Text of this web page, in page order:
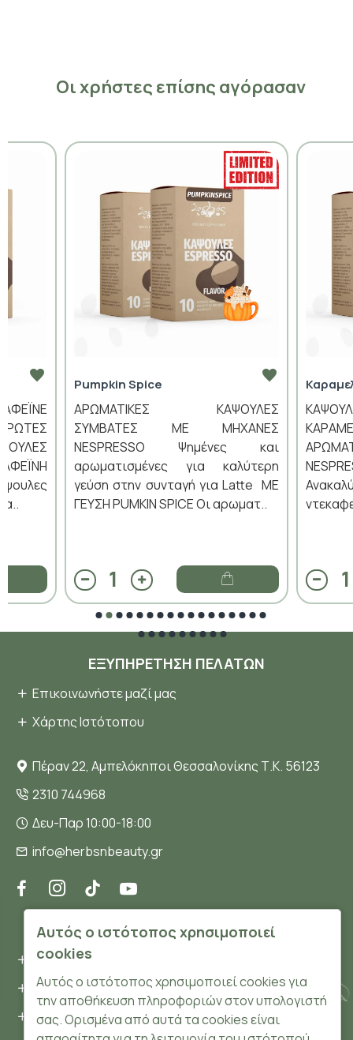
Οι χρήστες επίσης αγόρασαν
Pumpkin Spice
ΑΡΩΜΑΤΙΚΕΣ ΚΑΨΟΥΛΕΣ
ΣΥΜΒΑΤΕΣ ΜΕ ΜΗΧΑΝΕΣ
NESPRESSO Ψημένες και
αρωματισμένες για καλύτερη
γεύση στην συνταγή για Latte ΜΕ
ΓΕΥΣΗ PUMKIN SPICE Οι αρωματ..
ΕΞΥΠΗΡΈΤΗΣΗ ΠΕΛΑΤΏΝ
Επικοινωνήστε μαζί μας
Χάρτης Ιστότοπου
Πέραν 22, Αμπελόκηποι Θεσσαλονίκης Τ.Κ. 56123
2310 744968
Δευ-Παρ 10:00-18:00
info@herbsnbeauty.gr
ΠΛΗΡΟΦΟΡΊΕΣ
Όροι και συνθήκες
Προσωπικά δεδομένα
Ασφάλεια
Αυτός ο ιστότοπος χρησιμοποιεί
cookies
Αυτός ο ιστότοπος χρησιμοποιεί cookies για
την αποθήκευση πληροφοριών στον υπολογιστή
σας. Ορισμένα από αυτά τα cookies είναι